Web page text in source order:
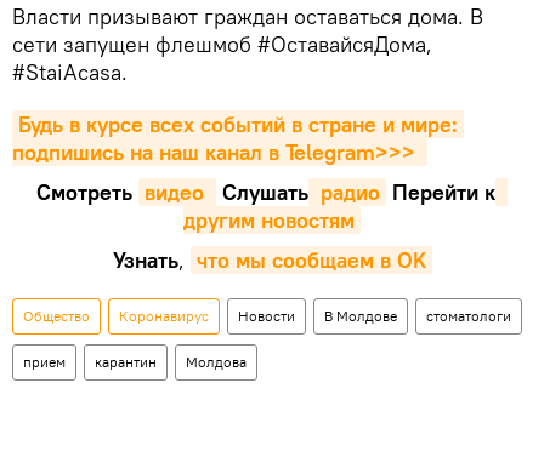
Власти призывают граждан оставаться дома. В
сети запущен флешмоб #ОставайсяДома,
#StaiAcasa.
Будь в курсе всех событий в стране и мире:
подпишись на наш канал в Telegram>>>
Смотреть видео Cлушать радио Перейти к
другим новостям
Узнать, что мы сообщаем в OK
Общество Коронавирус Новости В Молдове стоматологи
прием карантин Молдова